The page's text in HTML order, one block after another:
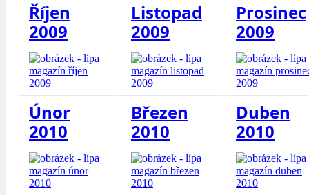
Říjen
2009
Listopad
2009
Prosinec
2009
Únor
2010
Březen
2010
Duben
2010